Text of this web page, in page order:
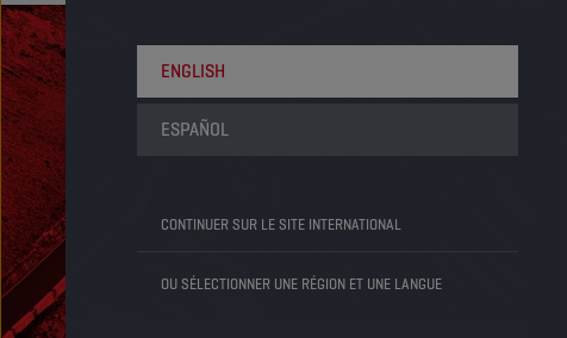
ENGLISH
ESPAÑOL
CONTINUER SUR LE SITE INTERNATIONAL
OU SÉLECTIONNER UNE RÉGION ET UNE LANGUE